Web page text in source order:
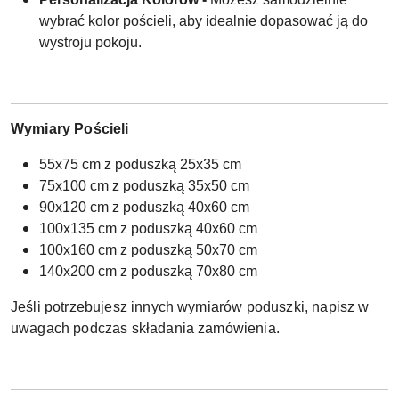
wybrać kolor pościeli, aby idealnie dopasować ją do
wystroju pokoju.
Wymiary Pościeli
55x75 cm z poduszką 25x35 cm
75x100 cm z poduszką 35x50 cm
90x120 cm z poduszką 40x60 cm
100x135 cm z poduszką 40x60 cm
100x160 cm z poduszką 50x70 cm
140x200 cm z poduszką 70x80 cm
Jeśli potrzebujesz innych wymiarów poduszki, napisz w
uwagach podczas składania zamówienia.